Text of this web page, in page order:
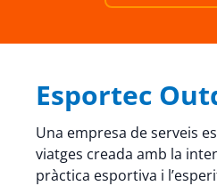
Esportec
Una empresa de serveis
viatges creada amb la
pràctica esportiva i